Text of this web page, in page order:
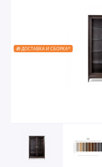
🎁 ДОСТАВКА И СБОРКА*